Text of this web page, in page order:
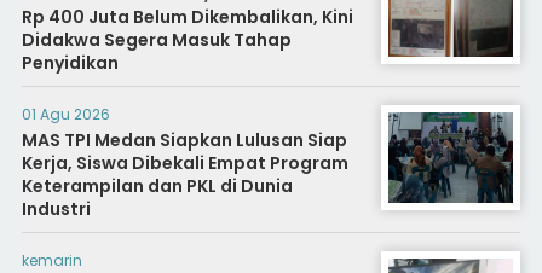
Rp 400 Juta Belum Dikembalikan, Kini
Didakwa Segera Masuk Tahap
Penyidikan
01 Agu 2026
MAS TPI Medan Siapkan Lulusan Siap
Kerja, Siswa Dibekali Empat Program
Keterampilan dan PKL di Dunia
Industri
kemarin